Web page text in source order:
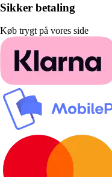
Sikker betaling
Køb trygt på vores side